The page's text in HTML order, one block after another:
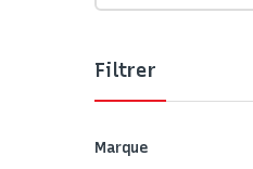
Filtrer
Marque